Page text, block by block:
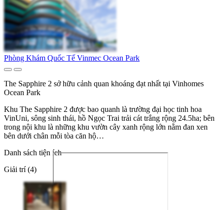
Phòng Khám Quốc Tế Vinmec Ocean Park
The Sapphire 2 sở hữu cảnh quan khoáng đạt nhất tại Vinhomes
Ocean Park
Khu The Sapphire 2 được bao quanh là trường đại học tinh hoa
VinUni, sông sinh thái, hồ Ngọc Trai trải cát trắng rộng 24.5ha; bên
trong nội khu là những khu vườn cây xanh rộng lớn nằm đan xen
bên dưới chân mỗi tòa căn hộ…
Danh sách tiện ích
Giải trí (4)